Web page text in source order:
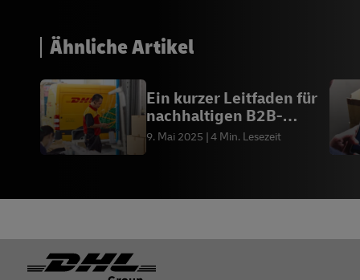
Ähnliche Artikel
Ein kurzer Leitfaden für
nachhaltigen B2B-
Versand
9. Mai 2025 4 Min. Lesezeit
Footer